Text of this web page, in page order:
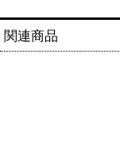
関連商品